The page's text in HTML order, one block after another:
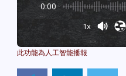
0:00
1x